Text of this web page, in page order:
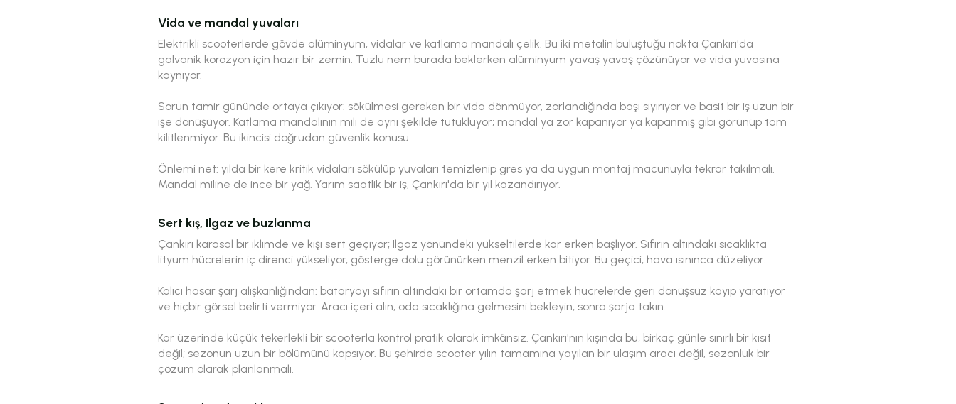
Vida ve mandal yuvaları
Elektrikli scooterlerde gövde alüminyum, vidalar ve katlama mandalı çelik. Bu iki metalin buluştuğu nokta Çankırı'da
galvanik korozyon için hazır bir zemin. Tuzlu nem burada beklerken alüminyum yavaş yavaş çözünüyor ve vida yuvasına
kaynıyor.
Sorun tamir gününde ortaya çıkıyor: sökülmesi gereken bir vida dönmüyor, zorlandığında başı sıyırıyor ve basit bir iş uzun bir
işe dönüşüyor. Katlama mandalının mili de aynı şekilde tutukluyor; mandal ya zor kapanıyor ya kapanmış gibi görünüp tam
kilitlenmiyor. Bu ikincisi doğrudan güvenlik konusu.
Önlemi net: yılda bir kere kritik vidaları sökülüp yuvaları temizlenip gres ya da uygun montaj macunuyla tekrar takılmalı.
Mandal miline de ince bir yağ. Yarım saatlik bir iş, Çankırı'da bir yıl kazandırıyor.
Sert kış, Ilgaz ve buzlanma
Çankırı karasal bir iklimde ve kışı sert geçiyor; Ilgaz yönündeki yükseltilerde kar erken başlıyor. Sıfırın altındaki sıcaklıkta
lityum hücrelerin iç direnci yükseliyor, gösterge dolu görünürken menzil erken bitiyor. Bu geçici, hava ısınınca düzeliyor.
Kalıcı hasar şarj alışkanlığından: bataryayı sıfırın altındaki bir ortamda şarj etmek hücrelerde geri dönüşsüz kayıp yaratıyor
ve hiçbir görsel belirti vermiyor. Aracı içeri alın, oda sıcaklığına gelmesini bekleyin, sonra şarja takın.
Kar üzerinde küçük tekerlekli bir scooterla kontrol pratik olarak imkânsız. Çankırı'nın kışında bu, birkaç günle sınırlı bir kısıt
değil; sezonun uzun bir bölümünü kapsıyor. Bu şehirde scooter yılın tamamına yayılan bir ulaşım aracı değil, sezonluk bir
çözüm olarak planlanmalı.